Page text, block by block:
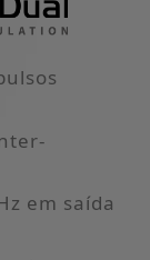
em saída